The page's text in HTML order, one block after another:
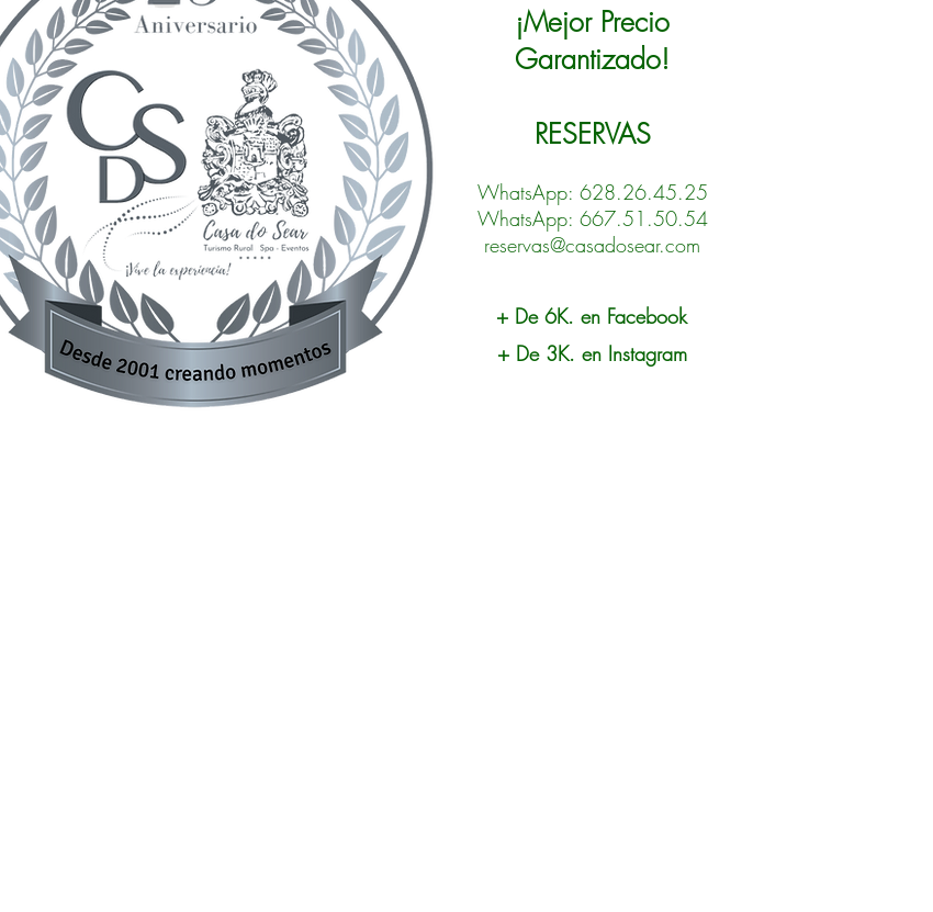
¡Mejor Precio
Garantizado!
RESERVAS
WhatsApp: 628.26.45.25
WhatsApp: 667.51.50.54
reservas@casadosear.com
+ De 6K. en Facebook
+ De 3K. en Instagram